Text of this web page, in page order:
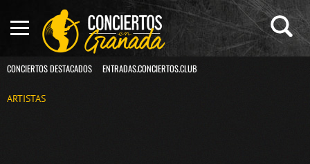
CONCIERTOS DESTACADOS ENTRADAS.CONCIERTOS.CLUB
ARTISTAS